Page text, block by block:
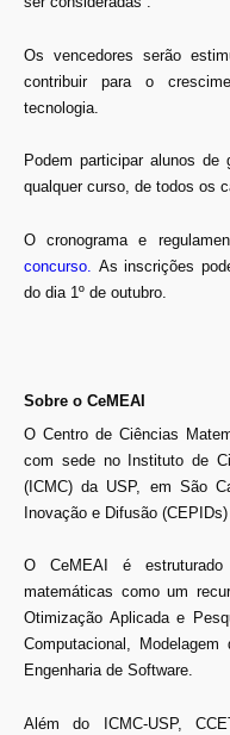
Os vencedores serão
contribuir para o
tecnologia.
Podem participar alunos de
qualquer curso, de todos os
O cronograma e
concurso
As inscrições
do dia 1º de outubro.
Sobre o CeMEAI
O Centro de Ciências
com sede no Instituto de
(ICMC) da USP, em São
Inovação e Difusão
O CeMEAI é
matemáticas como um
Otimização Aplicada e
Computacional,
Engenharia de Software.
Além do ICMC-USP,